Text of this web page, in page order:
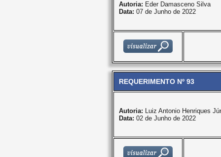
Autoria: Eder Damasceno Silva
Data: 07 de Junho de 2022
REQUERIMENTO Nº 93
Autoria: Luiz Antonio Henriques
Data: 02 de Junho de 2022